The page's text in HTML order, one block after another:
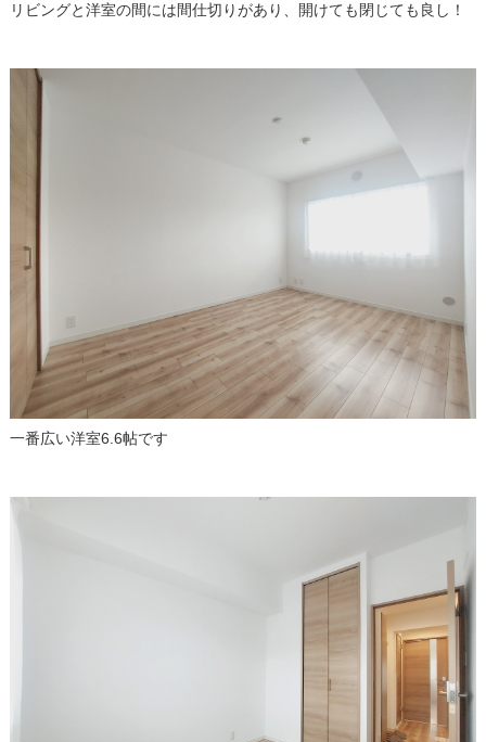
リビングと洋室の間には間仕切りがあり、開けても閉じても良し！
一番広い洋室6.6帖です